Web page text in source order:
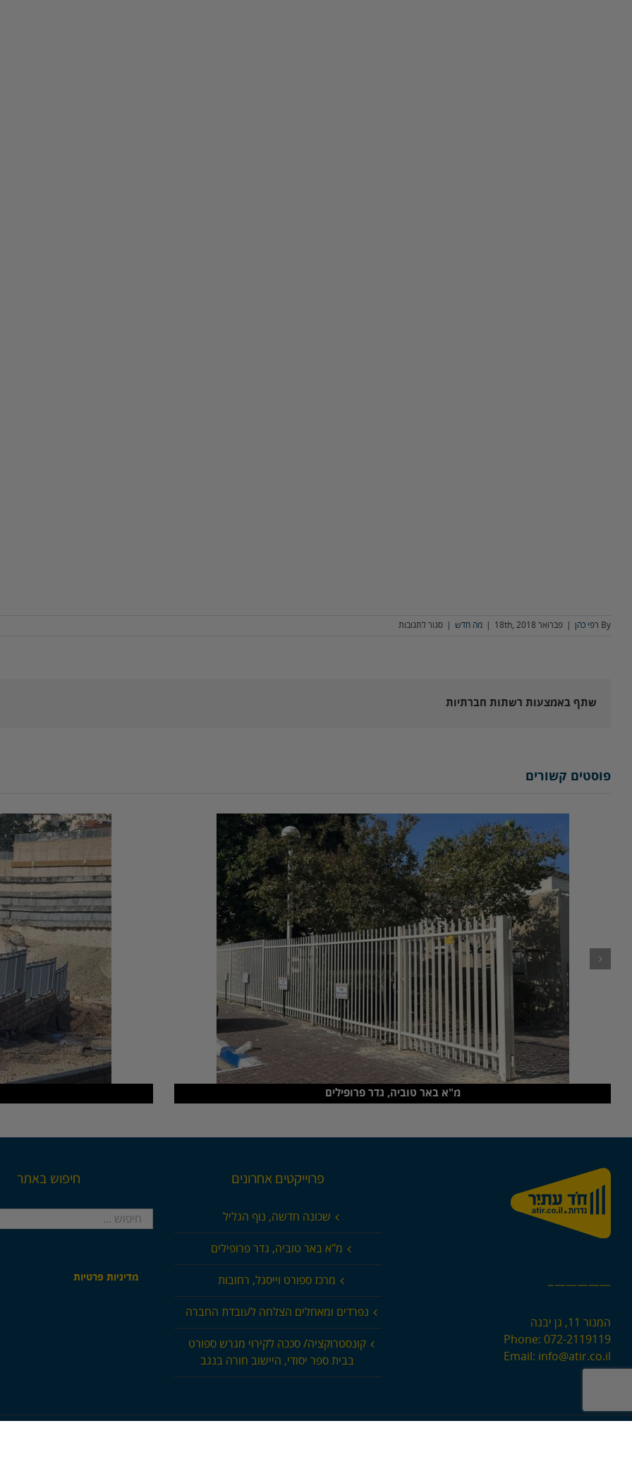
By רפי כהן פברואר 18th, 2018 מה חדש סגור לתגובותעל
שתף באמצעות רשתות חברתיות
פוסטים קשורים
מ"א באר טוביה, גדר פרופילים
—————–
המנור 11, גן יבנה
Phone: 072-2119119
Email: info@atir.co.il
פרוייקטים אחרונים
שכונה חדשה, נוף הגליל
מ"א באר טוביה, גדר פרופילים
מרכז ספורט וייסגל, רחובות
נפרדים ומאחלים הצלחה לעובדת החברה
קונסטרוקציה/ סככה לקירוי מגרש ספורט
בבית ספר יסודי, היישוב חורה בנגב
חיפוש באתר
חיפוש...
מדיניות פרטיות